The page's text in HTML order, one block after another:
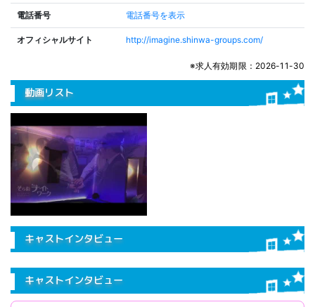
電話番号 電話番号を表示
オフィシャルサイト http://imagine.shinwa-groups.com/
※求人有効期限：2026-11-30
動画リスト
キャストインタビュー
キャストインタビュー